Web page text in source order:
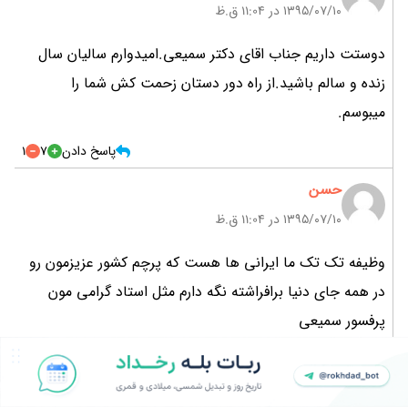
۱۳۹۵/۰۷/۱۰ در 11:04 ق.ظ
دوستت داریم جناب اقای دکتر سمیعی.امیدوارم سالیان سال
زنده و سالم باشید.از راه دور دستان زحمت کش شما را
میبوسم.
پاسخ دادن 7
1
حسن
۱۳۹۵/۰۷/۱۰ در 11:04 ق.ظ
وظیفه تک تک ما ایرانی ها هست که پرچم کشور عزیزمون رو
در همه جای دنیا برافراشته نگه دارم مثل استاد گرامی مون
پرفسور سمیعی
پاسخ دادن 11